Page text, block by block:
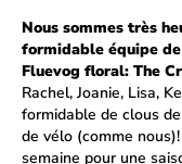
Nous sommes très
formidable équipe
Fluevog floral: The
Rachel, Joanie, Lisa,
formidable de clous
de vélo (comme
semaine pour une